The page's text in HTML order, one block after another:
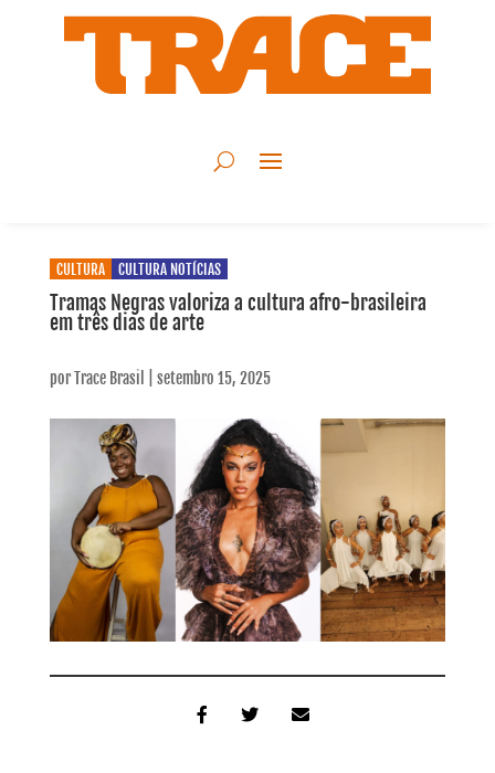
CULTURA CULTURA NOTÍCIAS
Tramas Negras valoriza a cultura afro-brasileira
em três dias de arte
porTrace Brasil setembro 15, 2025